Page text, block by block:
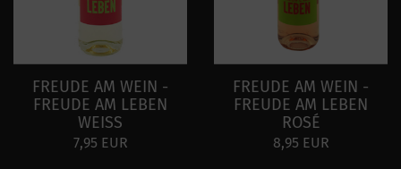
FREUDE AM WEIN -
FREUDE AM LEBEN
WEISS
7,95 EUR
FREUDE AM WEIN -
FREUDE AM LEBEN
ROSÉ
8,95 EUR